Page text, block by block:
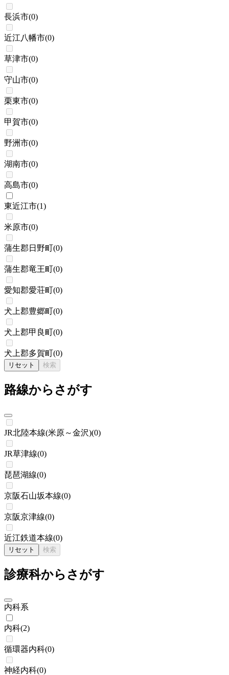
長浜市(0)
近江八幡市(0)
草津市(0)
守山市(0)
栗東市(0)
甲賀市(0)
野洲市(0)
湖南市(0)
高島市(0)
東近江市(1)
米原市(0)
蒲生郡日野町(0)
蒲生郡竜王町(0)
愛知郡愛荘町(0)
犬上郡豊郷町(0)
犬上郡甲良町(0)
犬上郡多賀町(0)
リセット 検索
路線からさがす
JR北陸本線(米原～金沢)(0)
JR草津線(0)
琵琶湖線(0)
京阪石山坂本線(0)
京阪京津線(0)
近江鉄道本線(0)
リセット 検索
診療科からさがす
内科系
内科(2)
循環器内科(0)
神経内科(0)